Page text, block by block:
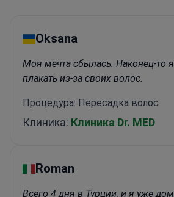
Oksana
Моя мечта сбылась. Наконец-то
плакать из-за своих волос.
Процедура: Пересадка волос
Клиника: Клиника Dr. MED
Roman
Всего 4 дня в Турции, и я уже